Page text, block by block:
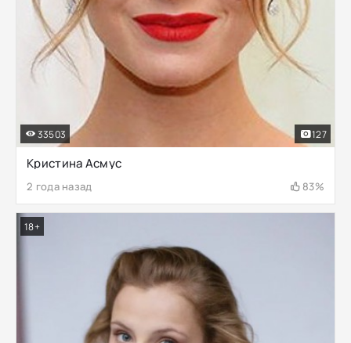
Кристина Асмус
2 года назад 83%
33503 127
18+